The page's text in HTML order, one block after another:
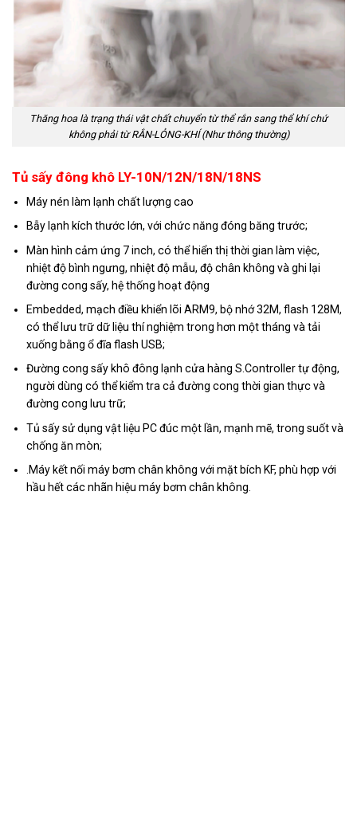
Thăng hoa là trạng thái vật chất chuyển từ thể rắn sang thể khí chứ
không phải từ RẮN-LỎNG-KHÍ (Như thông thường)
Tủ sấy đông khô LY-10N/12N/18N/18NS
Máy nén làm lạnh chất lượng cao
Bẫy lạnh kích thước lớn, với chức năng đóng băng trước;
Màn hình cảm ứng 7 inch, có thể hiển thị thời gian làm việc,
nhiệt độ bình ngưng, nhiệt độ mẫu, độ chân không và ghi lại
đường cong sấy, hệ thống hoạt động
Embedded, mạch điều khiển lõi ARM9, bộ nhớ 32M, flash 128M,
có thể lưu trữ dữ liệu thí nghiệm trong hơn một tháng và tải
xuống bằng ổ đĩa flash USB;
Đường cong sấy khô đông lạnh cửa hàng S.Controller tự động,
người dùng có thể kiểm tra cả đường cong thời gian thực và
đường cong lưu trữ;
Tủ sấy sử dụng vật liệu PC đúc một lần, mạnh mẽ, trong suốt và
chống ăn mòn;
.Máy kết nối máy bơm chân không với mặt bích KF, phù hợp với
hầu hết các nhãn hiệu máy bơm chân không.